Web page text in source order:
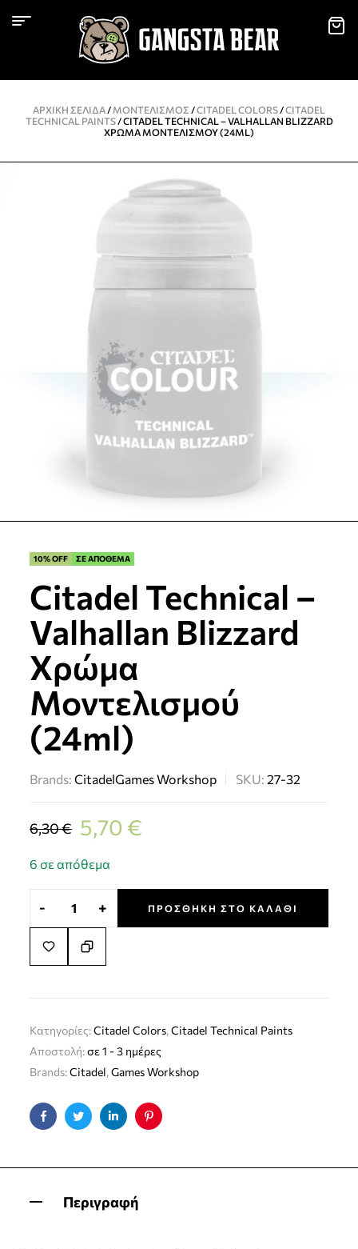
ΑΡΧΙΚΉ ΣΕΛΊΔΑ/ ΜΟΝΤΕΛΙΣΜΌΣ /CITADEL COLORS/CITADEL
TECHNICAL PAINTS/ CITADEL TECHNICAL – VALHALLAN BLIZZARD
ΧΡΏΜΑ ΜΟΝΤΕΛΙΣΜΟΎ (24ML)
10% OFF ΣΕ ΑΠΟΘΕΜΑ
Citadel Technical –
Valhallan Blizzard
Χρώμα
Μοντελισμού
(24ml)
Brands:CitadelGames Workshop SKU:27-32
6,30€ 5,70€
6 σε απόθεμα
- + ΠΡΟΣΘΉΚΗ ΣΤΟ ΚΑΛΆΘΙ
Κατηγορίες:Citadel Colors,Citadel Technical Paints
Αποστολή:σε 1 - 3 ημέρες
Brands:Citadel,Games Workshop
FacebookTwitterLinkedinPinterest
Περιγραφή